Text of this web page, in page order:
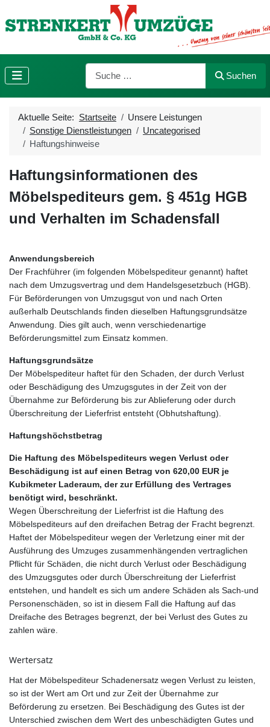
Suchen
Suchen
Aktuelle Seite: Startseite
Unsere Leistungen
Sonstige Dienstleistungen
Uncategorised
Haftungshinweise
Haftungsinformationen des
Möbelspediteurs gem. § 451g HGB
und Verhalten im Schadensfall
Anwendungsbereich
Der Frachführer (im folgenden Möbelspediteur genannt) haftet
nach dem Umzugsvertrag und dem Handelsgesetzbuch (HGB).
Für Beförderungen von Umzugsgut von und nach Orten
außerhalb Deutschlands finden dieselben Haftungsgrundsätze
Anwendung. Dies gilt auch, wenn verschiedenartige
Beförderungsmittel zum Einsatz kommen.
Haftungsgrundsätze
Der Möbelspediteur haftet für den Schaden, der durch Verlust
oder Beschädigung des Umzugsgutes in der Zeit von der
Übernahme zur Beförderung bis zur Ablieferung oder durch
Überschreitung der Lieferfrist entsteht (Obhutshaftung).
Haftungshöchstbetrag
Die Haftung des Möbelspediteurs wegen Verlust oder
Beschädigung ist auf einen Betrag von 620,00 EUR je
Kubikmeter Laderaum, der zur Erfüllung des Vertrages
benötigt wird, beschränkt.
Wegen Überschreitung der Lieferfrist ist die Haftung des
Möbelspediteurs auf den dreifachen Betrag der Fracht begrenzt.
Haftet der Möbelspediteur wegen der Verletzung einer mit der
Ausführung des Umzuges zusammenhängenden vertraglichen
Pflicht für Schäden, die nicht durch Verlust oder Beschädigung
des Umzugsgutes oder durch Überschreitung der Lieferfrist
entstehen, und handelt es sich um andere Schäden als Sach-und
Personenschäden, so ist in diesem Fall die Haftung auf das
Dreifache des Betrages begrenzt, der bei Verlust des Gutes zu
zahlen wäre.
Wertersatz
Hat der Möbelspediteur Schadenersatz wegen Verlust zu leisten,
so ist der Wert am Ort und zur Zeit der Übernahme zur
Beförderung zu ersetzen. Bei Beschädigung des Gutes ist der
Unterschied zwischen dem Wert des unbeschädigten Gutes und